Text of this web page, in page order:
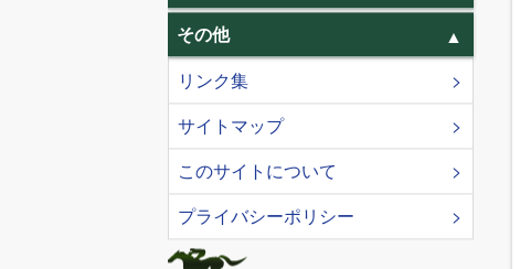
その他
リンク集
サイトマップ
このサイトについて
プライバシーポリシー